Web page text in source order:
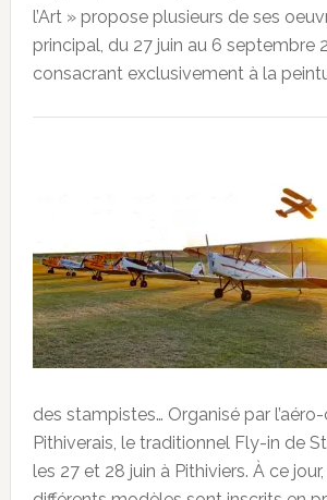
l’Art » propose plusieurs de ses
principal, du 27 juin au 6 septembre
consacrant exclusivement à la
des stampistes… Organisé par
Pithiverais, le traditionnel Fly-in de
les 27 et 28 juin à Pithiviers. À ce